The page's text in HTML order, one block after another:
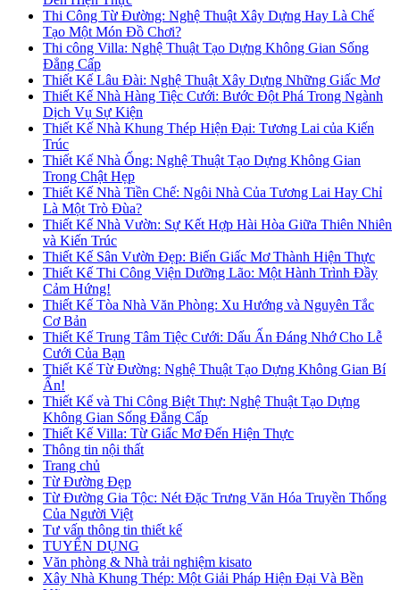
Thi Công Từ Đường: Nghệ Thuật Xây Dựng Hay Là Chế
Tạo Một Món Đồ Chơi?
Thi công Villa: Nghệ Thuật Tạo Dựng Không Gian Sống
Đẳng Cấp
Thiết Kế Lâu Đài: Nghệ Thuật Xây Dựng Những Giấc Mơ
Thiết Kế Nhà Hàng Tiệc Cưới: Bước Đột Phá Trong Ngành
Dịch Vụ Sự Kiện
Thiết Kế Nhà Khung Thép Hiện Đại: Tương Lai của Kiến
Trúc
Thiết Kế Nhà Ống: Nghệ Thuật Tạo Dựng Không Gian
Trong Chật Hẹp
Thiết Kế Nhà Tiền Chế: Ngôi Nhà Của Tương Lai Hay Chỉ
Là Một Trò Đùa?
Thiết Kế Nhà Vườn: Sự Kết Hợp Hài Hòa Giữa Thiên Nhiên
và Kiến Trúc
Thiết Kế Sân Vườn Đẹp: Biến Giấc Mơ Thành Hiện Thực
Thiết Kế Thi Công Viện Dưỡng Lão: Một Hành Trình Đầy
Cảm Hứng!
Thiết Kế Tòa Nhà Văn Phòng: Xu Hướng và Nguyên Tắc
Cơ Bản
Thiết Kế Trung Tâm Tiệc Cưới: Dấu Ấn Đáng Nhớ Cho Lễ
Cưới Của Bạn
Thiết Kế Từ Đường: Nghệ Thuật Tạo Dựng Không Gian Bí
Ẩn!
Thiết Kế và Thi Công Biệt Thự: Nghệ Thuật Tạo Dựng
Không Gian Sống Đẳng Cấp
Thiết Kế Villa: Từ Giấc Mơ Đến Hiện Thực
Thông tin nội thất
Trang chủ
Từ Đường Đẹp
Từ Đường Gia Tộc: Nét Đặc Trưng Văn Hóa Truyền Thống
Của Người Việt
Tư vấn thông tin thiết kế
TUYỂN DỤNG
Văn phòng & Nhà trải nghiệm kisato
Xây Nhà Khung Thép: Một Giải Pháp Hiện Đại Và Bền